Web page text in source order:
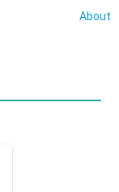
About